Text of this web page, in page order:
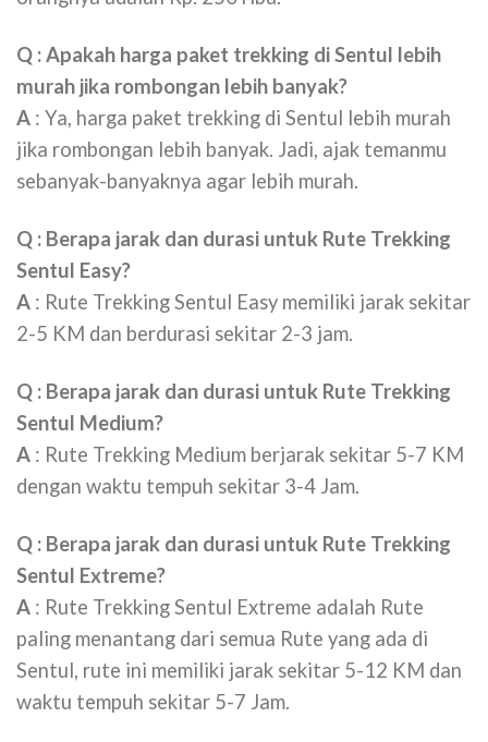
Q : Apakah harga paket trekking di Sentul lebih
murah jika rombongan lebih banyak?
A : Ya, harga paket trekking di Sentul lebih murah
jika rombongan lebih banyak. Jadi, ajak temanmu
sebanyak-banyaknya agar lebih murah.
Q : Berapa jarak dan durasi untuk Rute Trekking
Sentul Easy?
A : Rute Trekking Sentul Easy memiliki jarak sekitar
2-5 KM dan berdurasi sekitar 2-3 jam.
Q : Berapa jarak dan durasi untuk Rute Trekking
Sentul Medium?
A : Rute Trekking Medium berjarak sekitar 5-7 KM
dengan waktu tempuh sekitar 3-4 Jam.
Q : Berapa jarak dan durasi untuk Rute Trekking
Sentul Extreme?
A : Rute Trekking Sentul Extreme adalah Rute
paling menantang dari semua Rute yang ada di
Sentul, rute ini memiliki jarak sekitar 5-12 KM dan
waktu tempuh sekitar 5-7 Jam.